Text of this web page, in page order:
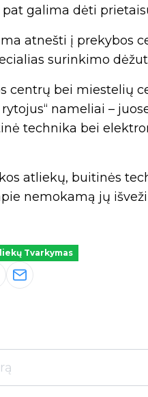
galima dėti
atnešti į prekybos
surinkimo
centrų bei miestelių
nameliai –
technika bei
atliekų, buitinės
nemokamą jų
Tvarkymas